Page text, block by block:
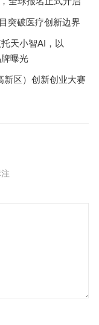
突破医疗创新边界
天小智AI，以
曝光
区）创新创业大赛